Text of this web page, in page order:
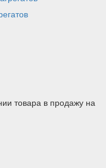
товара в продажу на